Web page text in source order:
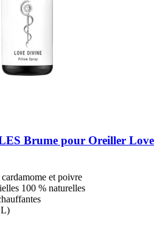
Brume pour Oreiller Love
et poivre
100 % naturelles
L)